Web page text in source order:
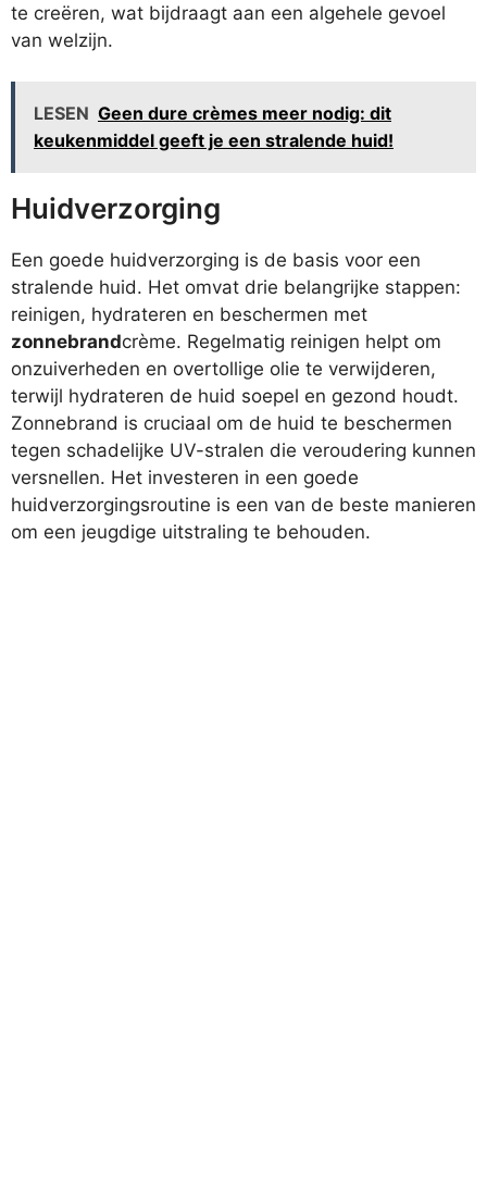
te creëren, wat bijdraagt aan een algehele gevoel
van welzijn.
LESEN Geen dure crèmes meer nodig: dit
keukenmiddel geeft je een stralende huid!
Huidverzorging
Een goede huidverzorging is de basis voor een
stralende huid. Het omvat drie belangrijke stappen:
reinigen, hydrateren en beschermen met
zonnebrandcrème. Regelmatig reinigen helpt om
onzuiverheden en overtollige olie te verwijderen,
terwijl hydrateren de huid soepel en gezond houdt.
Zonnebrand is cruciaal om de huid te beschermen
tegen schadelijke UV-stralen die veroudering kunnen
versnellen. Het investeren in een goede
huidverzorgingsroutine is een van de beste manieren
om een jeugdige uitstraling te behouden.